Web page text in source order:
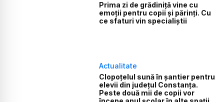
Prima zi de grădiniță vine cu
emoții pentru copii și părinți. Cu
ce sfaturi vin specialiștii
Actualitate
Clopoțelul sună în șantier pentru
elevii din județul Constanța.
Peste două mii de copii vor